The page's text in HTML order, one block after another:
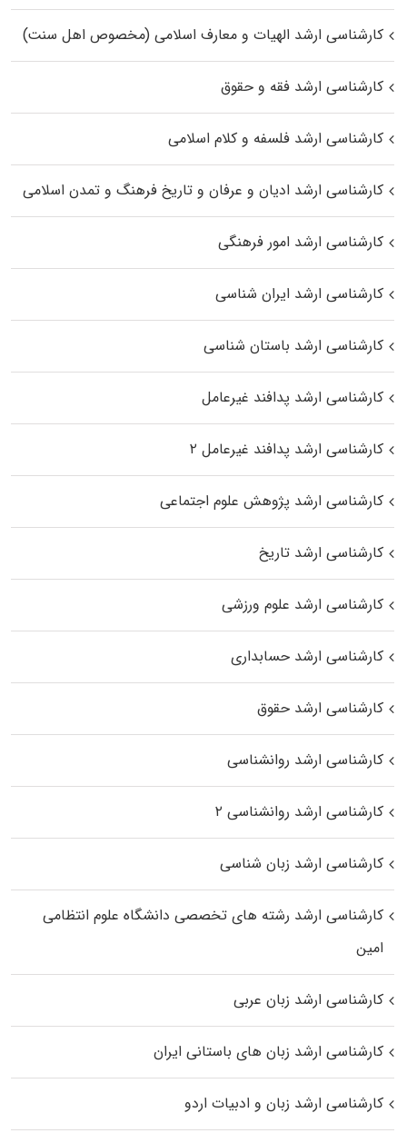
کارشناسی ارشد الهیات و معارف اسلامی (مخصوص اهل سنت)
کارشناسی ارشد فقه و حقوق
کارشناسی ارشد فلسفه و کلام اسلامی
کارشناسی ارشد ادیان و عرفان و تاریخ فرهنگ و تمدن اسلامی
کارشناسی ارشد امور فرهنگی
کارشناسی ارشد ایران شناسی
کارشناسی ارشد باستان شناسی
کارشناسی ارشد پدافند غیرعامل
کارشناسی ارشد پدافند غیرعامل ۲
کارشناسی ارشد پژوهش علوم اجتماعی
کارشناسی ارشد تاریخ
کارشناسی ارشد علوم ورزشی
کارشناسی ارشد حسابداری
کارشناسی ارشد حقوق
کارشناسی ارشد روانشناسی
کارشناسی ارشد روانشناسی ۲
کارشناسی ارشد زبان شناسی
کارشناسی ارشد رﺷﺘﻪ ﻫﺎی تخصصی داﻧﺸﮕﺎه ﻋﻠﻮم انتظامی
اﻣﻴﻦ
کارشناسی ارشد زبان عربی
کارشناسی ارشد زبان‌ های باستانی ایران
کارشناسی ارشد زبان و ادبیات اردو